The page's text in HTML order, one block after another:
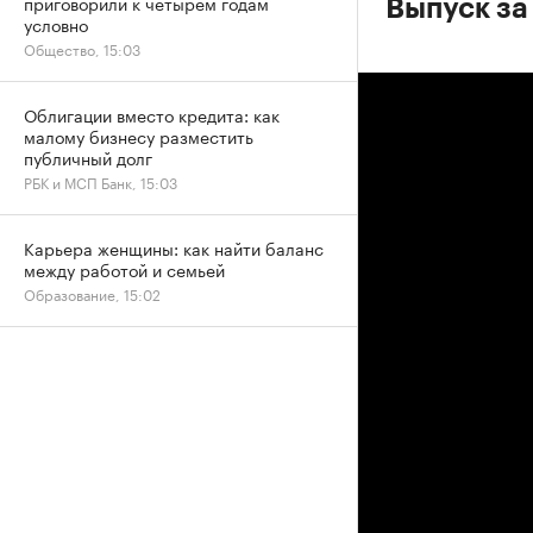
Выпуск
условно
Общество, 15:03
Облигации вместо кредита: как
малому бизнесу разместить
публичный долг
РБК и МСП Банк, 15:03
Карьера женщины: как найти баланс
между работой и семьей
Образование, 15:02